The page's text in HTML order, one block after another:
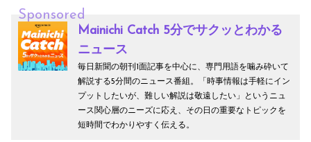
Sponsored
Mainichi Catch 5分でサクッとわかる
ニュース
毎日新聞の朝刊1面記事を中心に、専門用語を噛み砕いて
解説する5分間のニュース番組。「時事情報は手軽にイン
プットしたいが、難しい解説は敬遠したい」というニュ
ース関心層のニーズに応え、その日の重要なトピックを
短時間でわかりやすく伝える。